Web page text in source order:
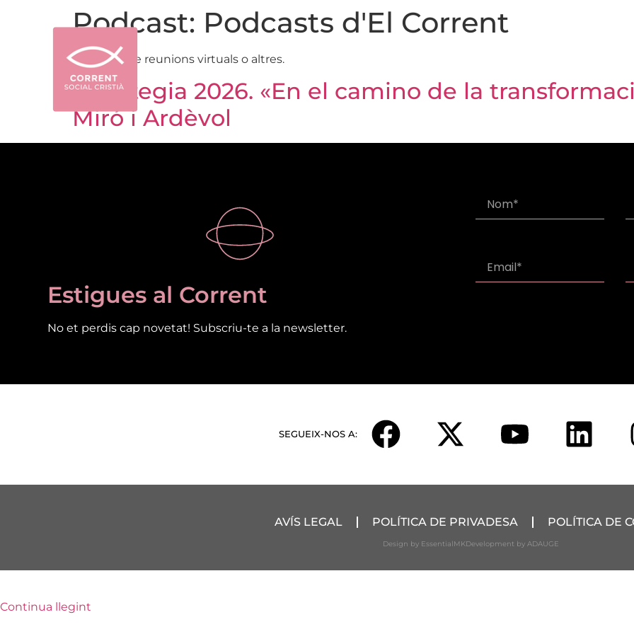
Podcast: Podcasts d'El Corrent
Podcasts de reunions virtuals o altres.
Estrategia 2026. «En el camino de la
Miró i Ardèvol
Estigues al Corrent
No et perdis cap novetat! Subscriu-te a la newsletter.
SEGUEIX-NOS A:
AVÍS LEGAL POLÍTICA DE PRIVADESA POLÍTICA DE
Design by EssentialMKDevelopment by ADAUGE
Continua llegint